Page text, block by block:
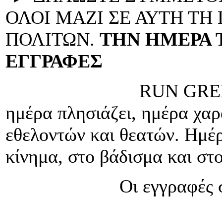
ΟΛΟΙ ΜΑΖΙ ΣΕ ΑΥΤΗ
ΠΟΛΙΤΩΝ. ΤΗΝ ΗΜΕΡΑ
ΕΓΓΡΑΦΕΣ
RUN GREECE
ημέρα πλησιάζει, ημέρα
εθελοντών και θεατών.
κίνημα, στο βάδισμα και
Οι εγγραφές